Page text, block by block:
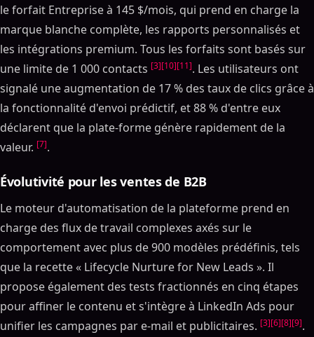
le forfait Entreprise à 145 $/mois, qui prend en charge la
marque blanche complète, les rapports personnalisés et
les intégrations premium. Tous les forfaits sont basés sur
une limite de 1 000 contacts [3][10][11]. Les utilisateurs ont
signalé une augmentation de 17 % des taux de clics grâce à
la fonctionnalité d'envoi prédictif, et 88 % d'entre eux
déclarent que la plate-forme génère rapidement de la
valeur. [7].
Évolutivité pour les ventes de B2B
Le moteur d'automatisation de la plateforme prend en
charge des flux de travail complexes axés sur le
comportement avec plus de 900 modèles prédéfinis, tels
que la recette « Lifecycle Nurture for New Leads ». Il
propose également des tests fractionnés en cinq étapes
pour affiner le contenu et s'intègre à LinkedIn Ads pour
unifier les campagnes par e-mail et publicitaires. [3][6][8][9].